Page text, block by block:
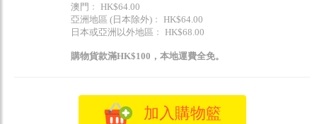
澳門﹕ HK$64.00
亞洲地區 (日本除外)﹕ HK$64.00
日本或亞洲以外地區﹕ HK$68.00
購物貨款滿HK$100，本地運費全免。
加入購物籃